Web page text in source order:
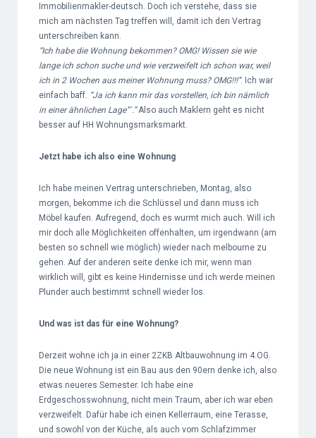
Immobilienmakler-deutsch. Doch ich verstehe, dass sie
mich am nächsten Tag treffen will, damit ich den Vertrag
unterschreiben kann.
“Ich habe die Wohnung bekommen? OMG! Wissen sie wie
lange ich schon suche und wie verzweifelt ich schon war, weil
ich in 2 Wochen aus meiner Wohnung muss? OMG!!!”. Ich war
einfach baff. “Ja ich kann mir das vorstellen, ich bin nämlich
in einer ähnlichen Lage”`.”Also auch Maklern geht es nicht
besser auf HH Wohnungsmarksmarkt.
Jetzt habe ich also eine Wohnung
Ich habe meinen Vertrag unterschrieben, Montag, also
morgen, bekomme ich die Schlüssel und dann muss ich
Möbel kaufen. Aufregend, doch es wurmt mich auch. Will ich
mir doch alle Möglichkeiten offenhalten, um irgendwann (am
besten so schnell wie möglich) wieder nach melbourne zu
gehen. Auf der anderen seite denke ich mir, wenn man
wirklich will, gibt es keine Hindernisse und ich werde meinen
Plunder auch bestimmt schnell wieder los.
Und was ist das für eine Wohnung?
Derzeit wohne ich ja in einer 2ZKB Altbauwohnung im 4.OG.
Die neue Wohnung ist ein Bau aus den 90ern denke ich, also
etwas neueres Semester. Ich habe eine
Erdgeschosswohnung, nicht mein Traum, aber ich war eben
verzweifelt. Dafür habe ich einen Kellerraum, eine Terasse,
und sowohl von der Küche, als auch vom Schlafzimmer